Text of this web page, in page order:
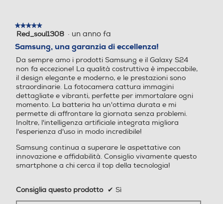
Avvicinati,
pizzicando
lo schermo
e, Traduzione Live, Assisten
te Chat Riconoscimento da
ali, Riconoscimento del viso)
Samsung Pass, Area Perso
nale, Wi-Fi Protetto, Protez
ione dati avanzata, Condivi
sione in privato Trova dispo
sitivo personale (SmartThin
gs Find, Consenti rilevazion
e smartphone, Invia ultima
posizione, Ricerca offline) K
nox 3.10 Quick Share / Con
divisione in privato Music S
hare Smart View Samsung
ung Find,Samsung Cloud, G
★★★★★
★★★★★
5
5
stelle.
Red_soul1308 · un anno fa
Samsung, una garanzia di eccellenza!
Da sempre amo i prodotti Samsung e il Galaxy S24
non fa eccezione! La qualità costruttiva è impeccabile,
il design elegante e moderno, e le prestazioni sono
straordinarie. La fotocamera cattura immagini
dettagliate e vibranti, perfette per immortalare ogni
momento. La batteria ha un'ottima durata e mi
permette di affrontare la giornata senza problemi.
Inoltre, l'intelligenza artificiale integrata migliora
l'esperienza d'uso in modo incredibile!
Samsung continua a superare le aspettative con
innovazione e affidabilità. Consiglio vivamente questo
smartphone a chi cerca il top della tecnologia!
Consiglia questo prodotto ✔ Sì